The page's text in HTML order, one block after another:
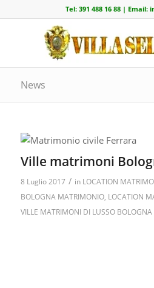
Tel: 391 488 16 88| Email:
News
Ville matrimoni
8 Luglio 2017 / in LOCATION
BOLOGNA MATRIMONIO, LOCATION
VILLE MATRIMONI DI LUSSO BOLOGNA